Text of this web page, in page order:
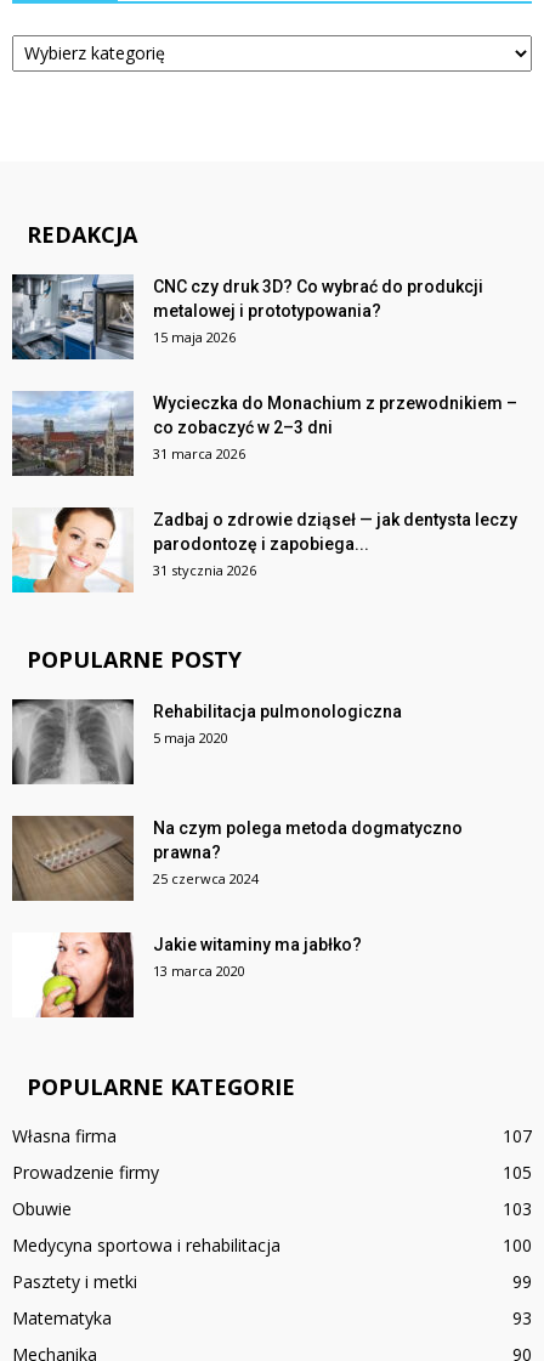
Kategorie
REDAKCJA
CNC czy druk 3D? Co wybrać do produkcji
metalowej i prototypowania?
15 maja 2026
Wycieczka do Monachium z przewodnikiem –
co zobaczyć w 2–3 dni
31 marca 2026
Zadbaj o zdrowie dziąseł — jak dentysta leczy
parodontozę i zapobiega...
31 stycznia 2026
POPULARNE POSTY
Rehabilitacja pulmonologiczna
5 maja 2020
Na czym polega metoda dogmatyczno
prawna?
25 czerwca 2024
Jakie witaminy ma jabłko?
13 marca 2020
POPULARNE KATEGORIE
Własna firma
107
Prowadzenie firmy
105
Obuwie
103
Medycyna sportowa i rehabilitacja
100
Pasztety i metki
99
Matematyka
93
Mechanika
90